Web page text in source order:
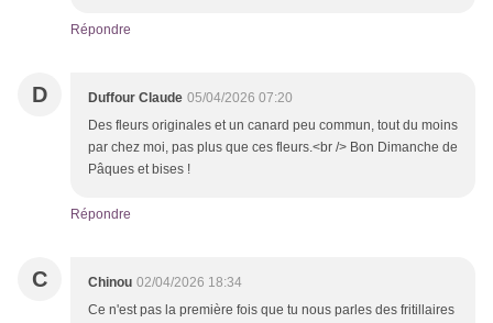
Répondre
D Duffour Claude 05/04/2026 07:20
Des fleurs originales et un canard peu commun, tout du moins
par chez moi, pas plus que ces fleurs.<br /> Bon Dimanche de
Pâques et bises !
Répondre
C Chinou 02/04/2026 18:34
Ce n'est pas la première fois que tu nous parles des fritillaires